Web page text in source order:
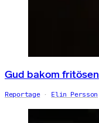
Gud bakom fritösen
Reportage Elin Persson